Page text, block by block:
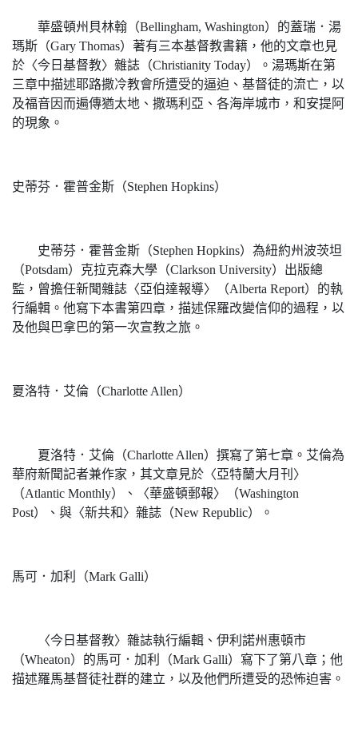
華盛頓州貝林翰（Bellingham, Washington）的蓋瑞．湯
瑪斯（Gary Thomas）著有三本基督教書籍，他的文章也見
於〈今日基督教〉雜誌（Christianity Today）。湯瑪斯在第
三章中描述耶路撒冷教會所遭受的逼迫、基督徒的流亡，以
及福音因而遍傳猶太地、撒瑪利亞、各海岸城市，和安提阿
的現象。
史蒂芬．霍普金斯（Stephen Hopkins）
史蒂芬．霍普金斯（Stephen Hopkins）為紐約州波茨坦
（Potsdam）克拉克森大學（Clarkson University）出版總
監，曾擔任新聞雜誌〈亞伯達報導〉（Alberta Report）的執
行編輯。他寫下本書第四章，描述保羅改變信仰的過程，以
及他與巴拿巴的第一次宣教之旅。
夏洛特．艾倫（Charlotte Allen）
夏洛特．艾倫（Charlotte Allen）撰寫了第七章。艾倫為
華府新聞記者兼作家，其文章見於〈亞特蘭大月刊〉
（Atlantic Monthly）、〈華盛頓郵報〉（Washington
Post）、與〈新共和〉雜誌（New Republic）。
馬可．加利（Mark Galli）
〈今日基督教〉雜誌執行編輯、伊利諾州惠頓市
（Wheaton）的馬可．加利（Mark Galli）寫下了第八章；他
描述羅馬基督徒社群的建立，以及他們所遭受的恐怖迫害。